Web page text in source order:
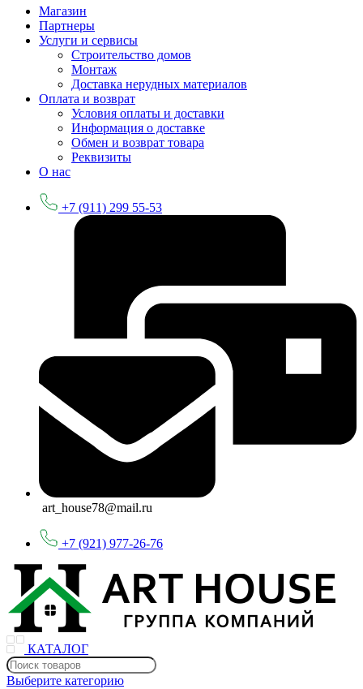
Магазин
Партнеры
Услуги и сервисы
Строительство домов
Монтаж
Доставка нерудных материалов
Оплата и возврат
Условия оплаты и доставки
Информация о доставке
Обмен и возврат товара
Реквизиты
О нас
+7 (911) 299 55-53
art_house78@mail.ru
+7 (921) 977-26-76
КАТАЛОГ
Выберите категорию